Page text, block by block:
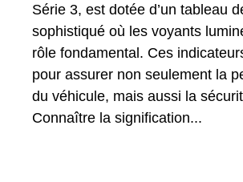
Série 3, est dotée d’un tableau
sophistiqué où les voyants
rôle fondamental. Ces
pour assurer non seulement la
du véhicule, mais aussi la
Connaître la signification...